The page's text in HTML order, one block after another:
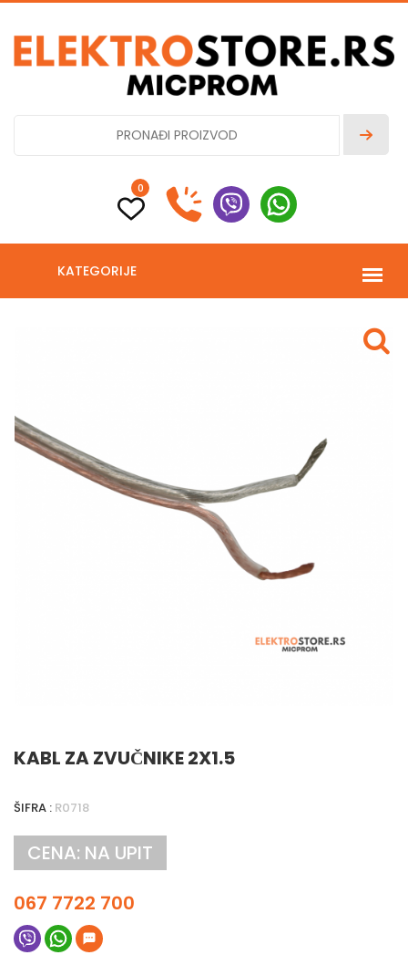
0
KATEGORIJE
KABL ZA ZVUČNIKE 2X1.5
ŠIFRA : R0718
CENA: NA UPIT
067 7722 700